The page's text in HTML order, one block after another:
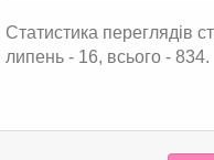
Статистика переглядів
липень - 16, всього - 834.